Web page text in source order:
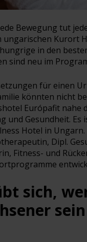
Bewegung tut
ungarischen Kurort
in den
sind neu im
für einen
könnten nicht
Európafit nahe
und Gesundheit.
Hotel in
Dipl.
Fitness- und
sich,